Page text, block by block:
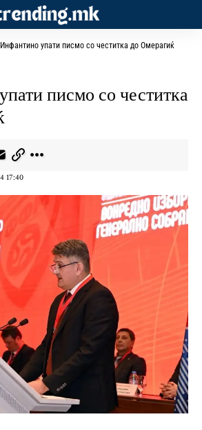
Инфантино упати писмо со честитка до Омерагиќ
писмо со честитка
17:40